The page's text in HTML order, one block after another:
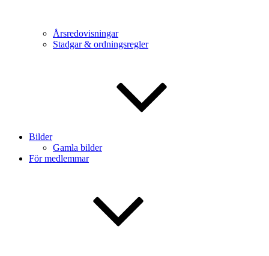
Årsredovisningar
Stadgar & ordningsregler
Bilder
Gamla bilder
För medlemmar